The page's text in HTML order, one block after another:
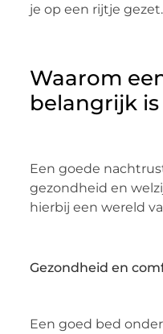
je op een rijtje gezet.
Waarom
belangrijk is
Een goede
gezondheid en
hierbij een wereld
Gezondheid en
Een goed bed